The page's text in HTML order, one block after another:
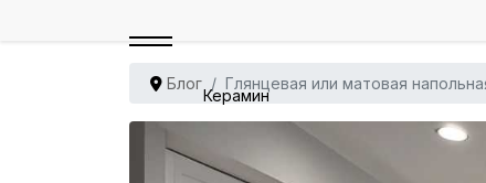
Керамин
Блог Глянцевая или матовая